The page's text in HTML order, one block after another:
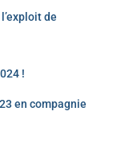
de
!
en compagnie